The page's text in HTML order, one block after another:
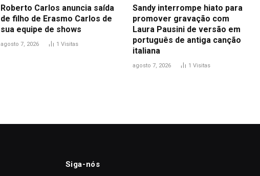
Roberto Carlos anuncia saída
de filho de Erasmo Carlos de
sua equipe de shows
agosto 7, 2026 1 Visitas
Sandy interrompe hiato para
promover gravação com
Laura Pausini de versão em
português de antiga canção
italiana
agosto 7, 2026 1 Visitas
Siga-nós